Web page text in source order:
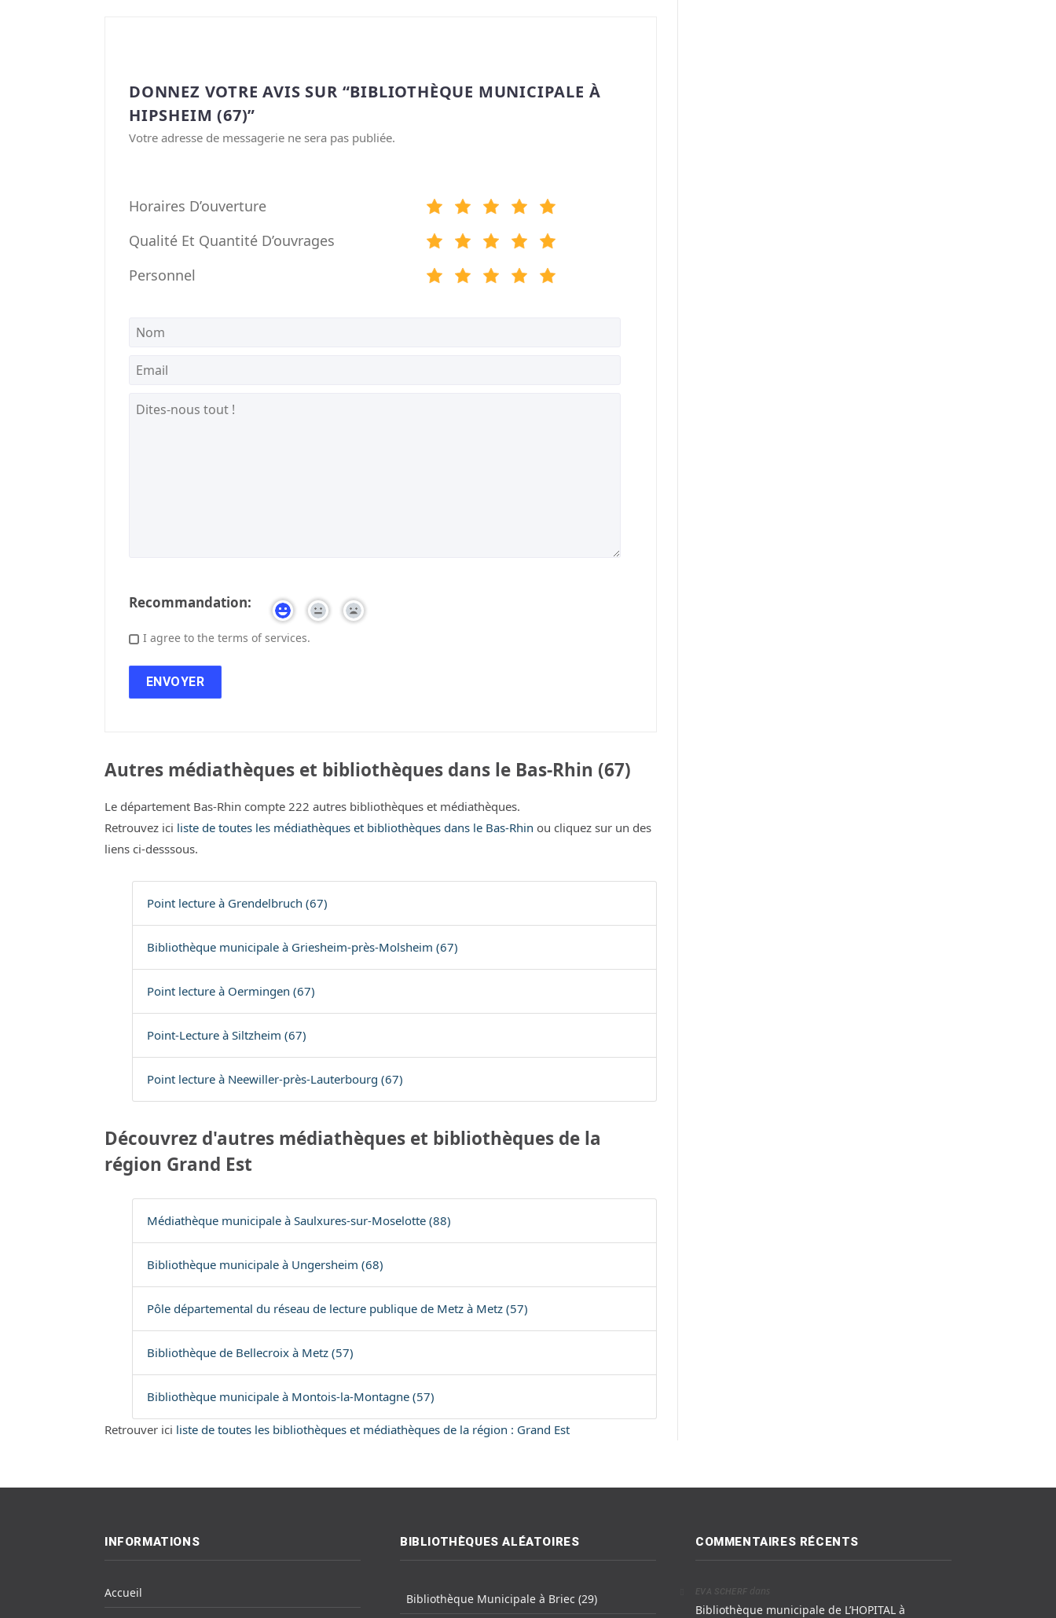
DONNEZ VOTRE AVIS SUR “BIBLIOTHÈQUE MUNICIPALE À
HIPSHEIM (67)”
Votre adresse de messagerie ne sera pas publiée.
Horaires D’ouverture
Qualité Et Quantité D’ouvrages
Personnel
Recommandation:
I agree to the terms of services.
Autres médiathèques et bibliothèques dans le Bas-Rhin (67)
Le département Bas-Rhin compte 222 autres bibliothèques et médiathèques.
Retrouvez ici liste de toutes les médiathèques et bibliothèques dans le Bas-Rhin ou cliquez sur un des
liens ci-desssous.
Point lecture à Grendelbruch (67)
Bibliothèque municipale à Griesheim-près-Molsheim (67)
Point lecture à Oermingen (67)
Point-Lecture à Siltzheim (67)
Point lecture à Neewiller-près-Lauterbourg (67)
Découvrez d'autres médiathèques et bibliothèques de la
région Grand Est
Médiathèque municipale à Saulxures-sur-Moselotte (88)
Bibliothèque municipale à Ungersheim (68)
Pôle départemental du réseau de lecture publique de Metz à Metz (57)
Bibliothèque de Bellecroix à Metz (57)
Bibliothèque municipale à Montois-la-Montagne (57)
Retrouver ici liste de toutes les bibliothèques et médiathèques de la région : Grand Est
INFORMATIONS
Accueil
BIBLIOTHÈQUES ALÉATOIRES
Bibliothèque Municipale à Briec (29)
COMMENTAIRES RÉCENTS
EVA SCHERF dans
Bibliothèque municipale de L’HOPITAL à